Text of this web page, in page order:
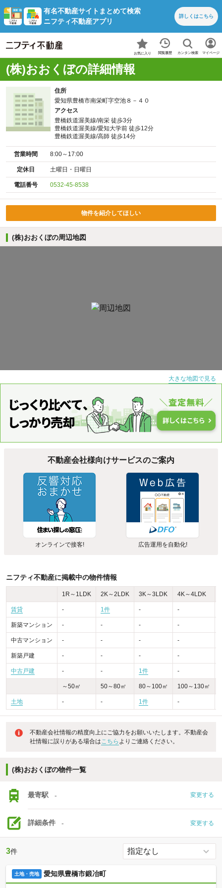
有名不動産サイトまとめて検索
ニフティ不動産アプリ
詳しくはこちら
お気に入り 閲覧履歴 カンタン検索 マイページ
(株)おおくぼの詳細情報
住所
愛知県豊橋市南栄町字空池８－４０
アクセス
豊橋鉄道渥美線/南栄 徒歩3分
豊橋鉄道渥美線/愛知大学前 徒歩12分
豊橋鉄道渥美線/高師 徒歩14分
営業時間 8:00～17:00
定休日 土曜日・日曜日
電話番号 0532-45-8538
物件を紹介してほしい
(株)おおくぼの周辺地図
大きな地図で見る
不動産会社様向けサービスのご案内
オンラインで接客! 広告運用を自動化!
ニフティ不動産に掲載中の物件情報
1R～1LDK 2K～2LDK 3K～3LDK 4K～4LDK
賃貸 - 1件 - -
新築マンション - - - -
中古マンション - - - -
新築戸建 - - - -
中古戸建 - - 1件 -
～50㎡ 50～80㎡ 80～100㎡ 100～130㎡
土地 - - 1件 -
不動産会社情報の精度向上にご協力をお願いいたします。不動産会
社情報に誤りがある場合はこちら よりご連絡ください。
(株)おおくぼの物件一覧
最寄駅 - 変更する
詳細条件 - 変更する
3件
土地・売地 愛知県豊橋市鍛冶町